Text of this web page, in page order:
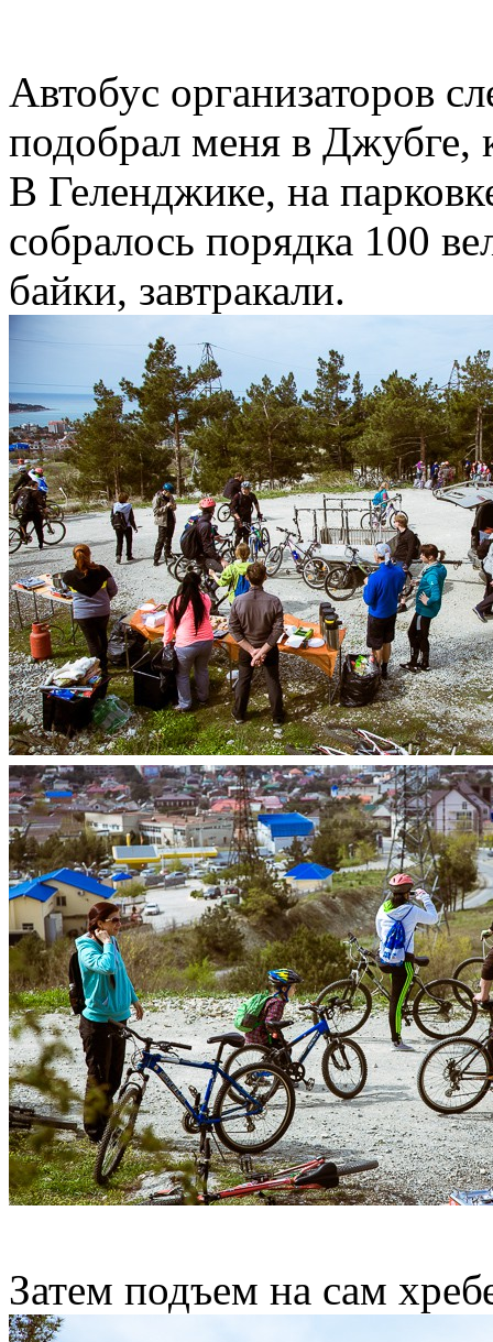
Автобус организаторов
подобрал меня в Джубге,
В Геленджике, на
собралось порядка 100
байки, завтракали.
Затем подъем на сам